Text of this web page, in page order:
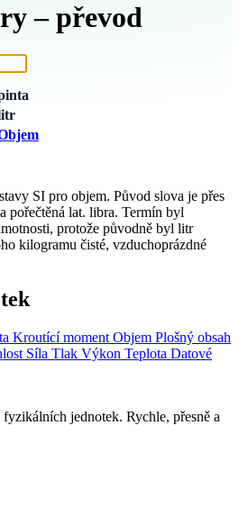
– převod
SI pro objem. Původ slova je přes
pořečtěná lat. libra. Termín byl
protože původně byl litr
kilogramu čisté, vzduchoprázdné
Kroutící moment Objem Plošný obsah
Síla Tlak Výkon Teplota Datové
jednotek. Rychle, přesně a